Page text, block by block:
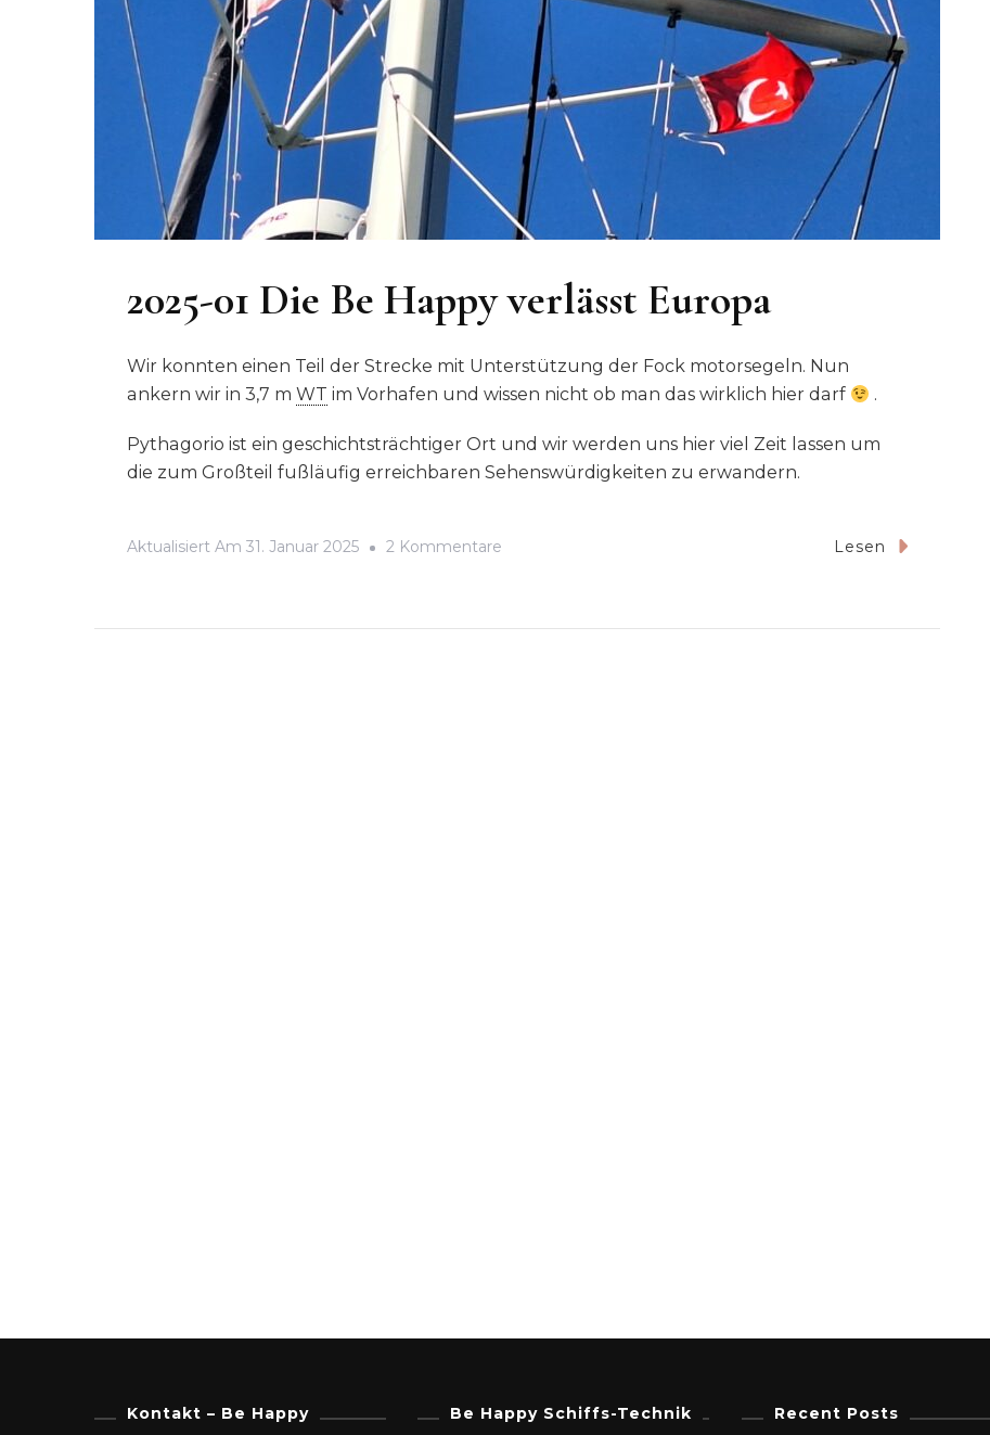
2025-01 Die Be Happy verlässt Europa
Wir konnten einen Teil der Strecke mit Unterstützung der Fock motorsegeln. Nun
ankern wir in 3,7 m WT im Vorhafen und wissen nicht ob man das wirklich hier darf .
Pythagorio ist ein geschichtsträchtiger Ort und wir werden uns hier viel Zeit lassen um
die zum Großteil fußläufig erreichbaren Sehenswürdigkeiten zu erwandern.
Aktualisiert Am 31. Januar 2025 2 Kommentare Lesen
Kontakt – Be Happy Be Happy Schiffs-Technik Recent Posts